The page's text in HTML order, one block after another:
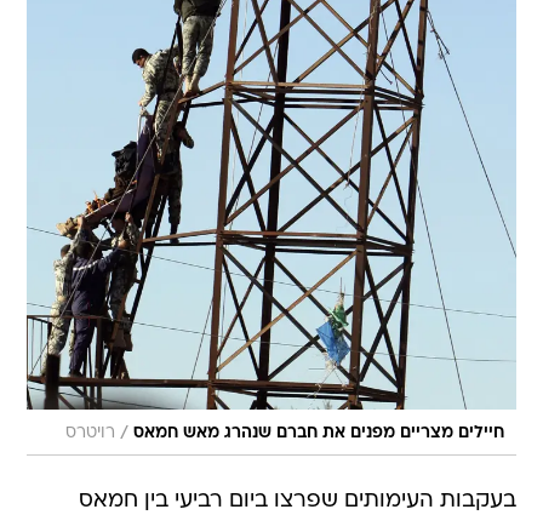
חיילים מצריים מפנים את חברם שנהרג מאש חמאס / רויטרס
בעקבות העימותים שפרצו ביום רביעי בין חמאס